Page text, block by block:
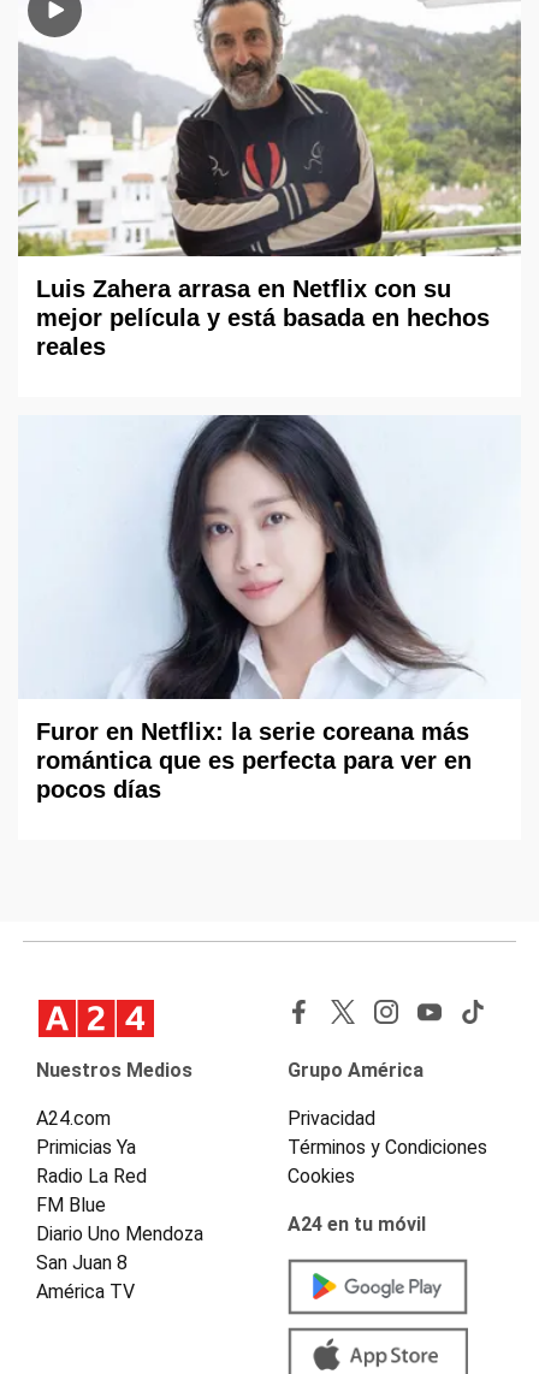
Luis Zahera arrasa en Netflix con su
mejor película y está basada en hechos
reales
Furor en Netflix: la serie coreana más
romántica que es perfecta para ver en
pocos días
Nuestros Medios
A24.com
Primicias Ya
Radio La Red
FM Blue
Diario Uno Mendoza
San Juan 8
América TV
Grupo América
Privacidad
Términos y Condiciones
Cookies
A24 en tu móvil